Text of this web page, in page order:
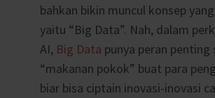
bahkan bikin muncul konsep
yaitu “Big Data”. Nah, dalam
AI, Big Data punya peran penting
“makanan pokok” buat para
biar bisa ciptain inovasi-inovasi